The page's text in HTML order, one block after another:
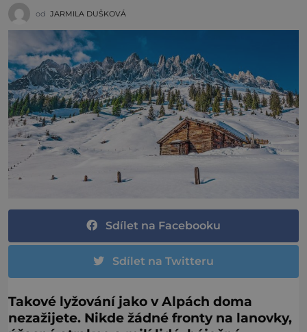
od JARMILA DUŠKOVÁ
Sdílet na Facebooku
Sdílet na Twitteru
Takové lyžování jako v Alpách doma
nezažijete. Nikde žádné fronty na lanovky,